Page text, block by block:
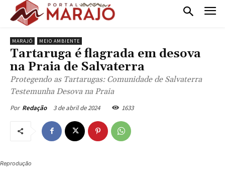
MARAJÓ MEIO AMBIENTE
Tartaruga é flagrada em desova
na Praia de Salvaterra
Protegendo as Tartarugas: Comunidade de Salvaterra
Testemunha Desova na Praia
Por Redação 3 de abril de 2024 1633
Reprodução